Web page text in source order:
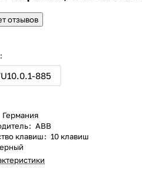
отзывов
885
Германия
: ABB
клавиш: 10 клавиш